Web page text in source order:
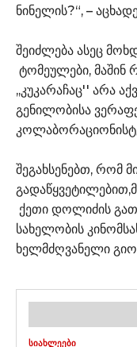
ნინელის?“, –
შეიძლება ასეც
ტომეულები, მაშინ
,,კუკარაჩაც'' არა
გენილობისა
შეგახსენებთ, რომ
ქეთი დოლიძის
სახელობის
ხელმძღვანელი
ᲡᲘᲐᲮᲚᲔᲔᲑᲘ